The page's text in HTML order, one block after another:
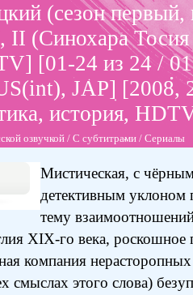
(сезон первый,
(Синохара
[01-24 из 24 /
JAP] [2008,
история,
озвучкой / С субтитрами / Сериалы
Мистическая, с
детективным уклоном
тему
XIX-го века, роскошное
компания
смыслах этого слова)